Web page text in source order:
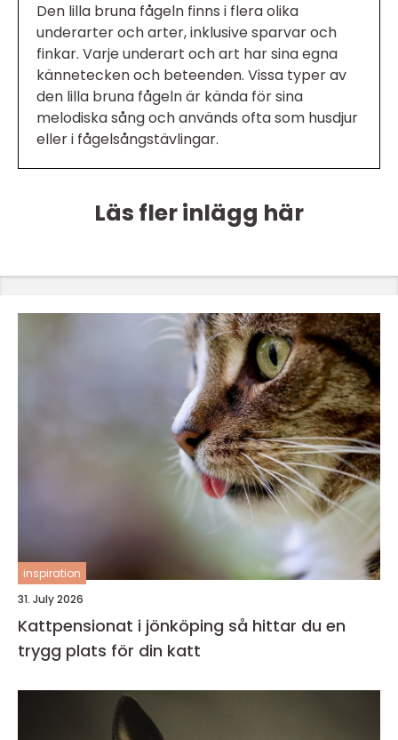
Den lilla bruna fågeln finns i flera olika
underarter och arter, inklusive sparvar och
finkar. Varje underart och art har sina egna
kännetecken och beteenden. Vissa typer av
den lilla bruna fågeln är kända för sina
melodiska sång och används ofta som husdjur
eller i fågelsångstävlingar.
Läs fler inlägg här
inspiration
31. July 2026
Kattpensionat i jönköping så hittar du en
trygg plats för din katt